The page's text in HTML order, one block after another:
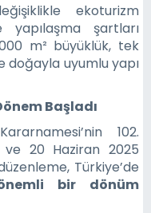
ekoturizm
şartları
m² büyüklük, tek
uyumlu yapı
Başladı
102.
ve 20 Haziran 2025
Türkiye’de
bir dönüm